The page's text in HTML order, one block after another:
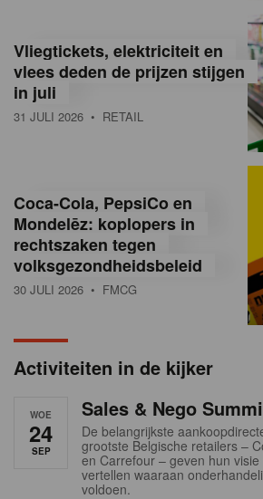
g
ë
e
a
n
Vliegtickets, elektriciteit en
vlees deden de prijzen stijgen
in juli
31 JULI 2026 • RETAIL
Coca-Cola, PepsiCo en
Mondelēz: koplopers in
rechtszaken tegen
volksgezondheidsbeleid
30 JULI 2026 • FMCG
Activiteiten in de kijker
WOE
24
SEP
Sales & Nego
De belangrijkste
grootste Belgische retailers –
en Carrefour – geven hun
vertellen waaraan
voldoen.